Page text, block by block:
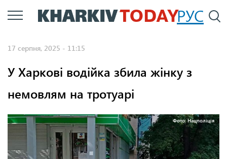
Перейти
до
РУС
17 серпня, 2025 - 11:15
У Харкові водійка збила жінку з
немовлям на тротуарі
Фото: Нацполіція